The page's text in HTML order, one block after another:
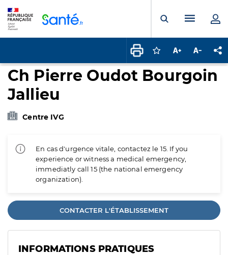
Ouvrir laMenu
Connectez-vous
Augmenter la
Ch Pierre Oudot Bourgoin
Jallieu
Centre IVG
En cas d'urgence vitale, contactez le 15. If you
experience or witness a medical emergency,
immediatly call 15 (the national emergency
organization).
CONTACTER L'ÉTABLISSEMENT
INFORMATIONS PRATIQUES